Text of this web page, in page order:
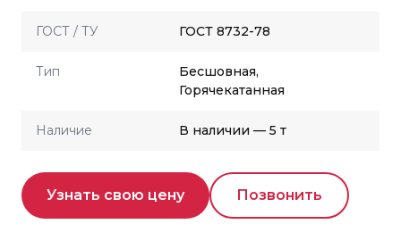
ГОСТ / ТУ ГОСТ 8732-78
Тип
Бесшовная,
Горячекатанная
Наличие В наличии — 5 т
Узнать свою цену Позвонить